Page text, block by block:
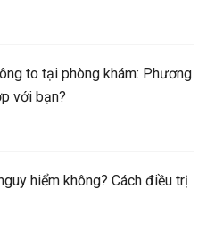
to tại phòng khám: Phương
với bạn?
hiểm không? Cách điều trị